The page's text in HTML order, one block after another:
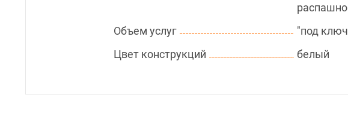
Объем услуг
"под
Цвет конструкций
белый